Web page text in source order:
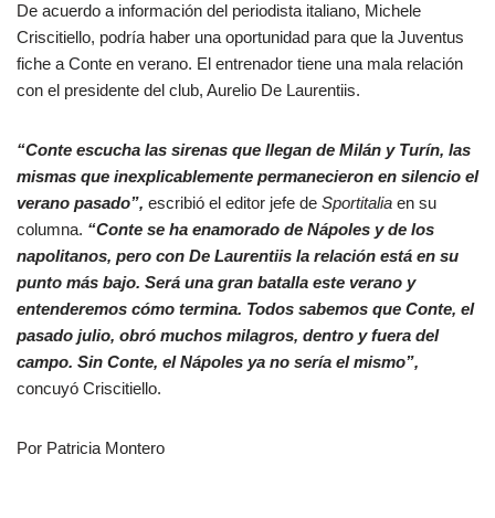
De acuerdo a información del periodista italiano, Michele
Criscitiello, podría haber una oportunidad para que la Juventus
fiche a Conte en verano. El entrenador tiene una mala relación
con el presidente del club, Aurelio De Laurentiis.
“Conte escucha las sirenas que llegan de Milán y Turín, las
mismas que inexplicablemente permanecieron en silencio el
verano pasado”, escribió el editor jefe de Sportitalia en su
columna. “Conte se ha enamorado de Nápoles y de los
napolitanos, pero con De Laurentiis la relación está en su
punto más bajo. Será una gran batalla este verano y
entenderemos cómo termina. Todos sabemos que Conte, el
pasado julio, obró muchos milagros, dentro y fuera del
campo. Sin Conte, el Nápoles ya no sería el mismo”,
concuyó Criscitiello.
Por Patricia Montero